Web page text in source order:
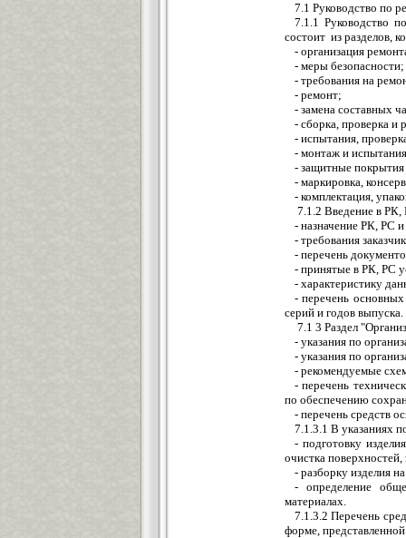
7.1 Руководство по
7.1.1 Руководство
состоит из разделов,
- организация
- меры безопасности;
- требования на
- ремонт;
- замена составных
- сборка, проверка и
- испытания,
- монтаж и
- защитные покрытия
- маркировка,
- комплектация,
7.1.2 Введение в
- назначение РК, РС
- требования
- перечень
- принятые в РК, РС
- характеристику
- перечень
серий и годов выпуска.
7.1 3 Раздел
- указания по
- указания по
- рекомендуемые
- перечень
по обеспечению
- перечень средств
7.1.3.1 В указаниях
- подготовку
очистка
- разборку изделия
- определение
материалах.
7.1.3.2 Перечень
форме,